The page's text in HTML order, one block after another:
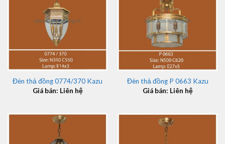
Đèn thả đồng 0774/370 Kazu
Giá bán: Liên hệ
Đèn thả đồng P 0663 Kazu
Giá bán: Liên hệ